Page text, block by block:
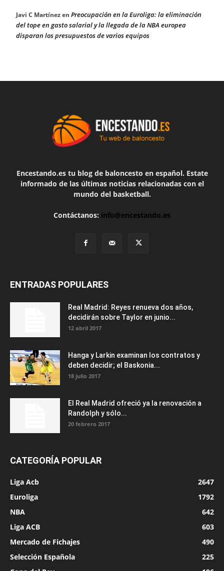
Javi C Martínezen Preocupación en la Euroliga: la eliminación
del tope en gasto salarial y la llegada de la NBA europea
disparan los presupuestos de varios equipos
Encestando.es tu blog de baloncesto en español. Estate
informado de las últimas noticias relacionadas con el
mundo del basketball.
Contáctanos: info@encestando.es
ENTRADAS POPULARES
Real Madrid: Reyes renueva dos años,
decidirán sobre Taylor en junio...
12 abril 2017
Hanga y Larkin examinan los contratos y
deben decidir; el Baskonia...
18 julio 2017
El Real Madrid ofreció ya la renovación a
Randolph y sólo...
20 febrero 2017
CATEGORÍA POPULAR
Liga Acb
2647
Euroliga
1792
NBA
642
Liga ACB
603
Mercado de Fichajes
490
Selección Española
225